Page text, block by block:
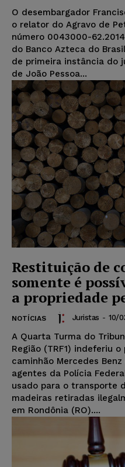
O desembargador
o relator do Agravo de
número 0043000-
do Banco Azteca do
de primeira instância do
de João Pessoa...
Restituição de
somente é
a propriedade
NOTÍCIAS Juristas - 10/
A Quarta Turma do
Região (TRF1) indeferiu
caminhão Mercedes
agentes da Polícia
usado para o transporte
madeiras retiradas
em Rondônia (RO)....